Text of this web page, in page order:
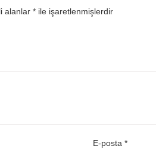
alanlar* ile işaretlenmişlerdir
E-posta*